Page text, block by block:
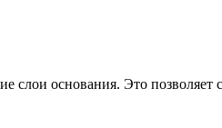
основания. Это позволяет